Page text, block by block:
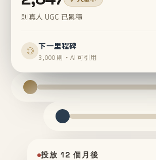
則真人 UGC 已累積
◎ 下一里程碑
3,000 則・AI 可引用
投放 12 個月後